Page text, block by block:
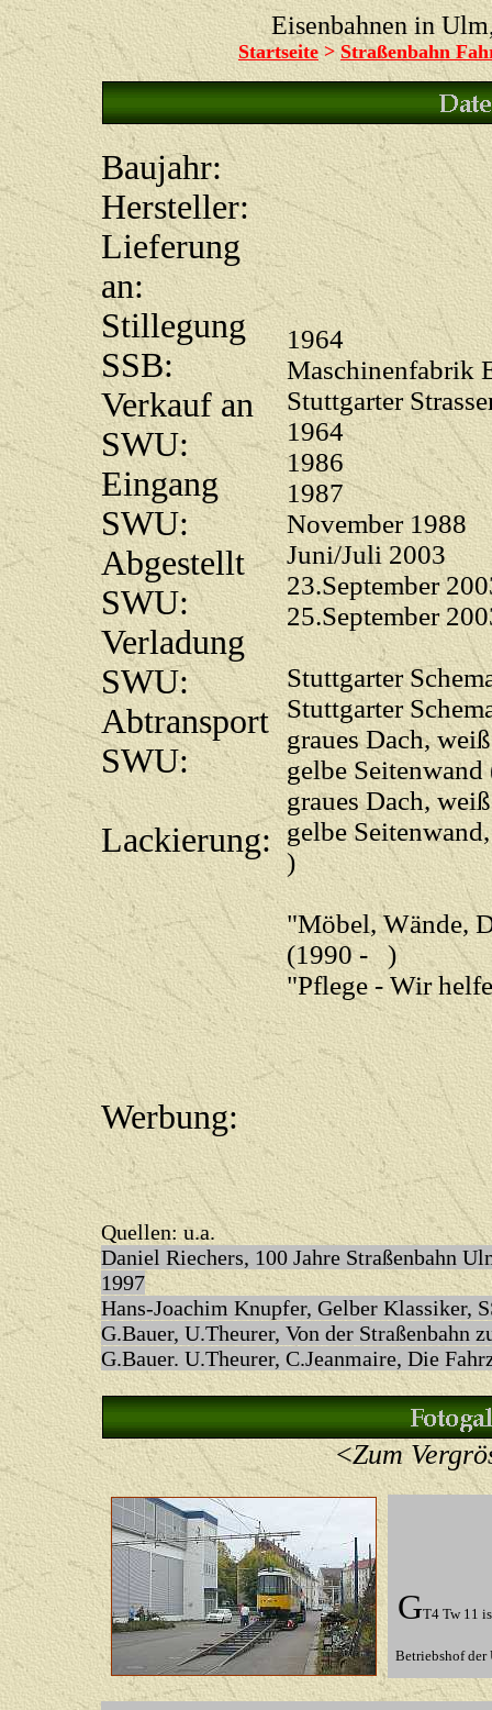
Eisenbahnen in
Startseite>Straßenbahn
Baujahr:
Hersteller:
Lieferung
an:
Stillegung
SSB:
Verkauf an
SWU:
Eingang
SWU:
Abgestellt
SWU:
Verladung
SWU:
Abtransport
SWU:
Lackierung:
Werbung:
1964
Maschinenfabrik
Stuttgarter
1964
1986
1987
November 1988
Juni/Juli 2003
23.September
25.September
Stuttgarter
Stuttgarter
graues Dach,
gelbe
graues Dach,
gelbe
)
"Möbel, Wände,
(1990 - )
"Pflege - Wir
Quellen: u.a.
Daniel Riechers, 100 Jahre Straßenbahn
1997
Hans-Joachim Knupfer, Gelber Klassiker,
G.Bauer, U.Theurer, Von der Straßenbahn
G.Bauer. U.Theurer, C.Jeanmaire, Die
<Zum
GT4 Tw 11
Betriebshof der